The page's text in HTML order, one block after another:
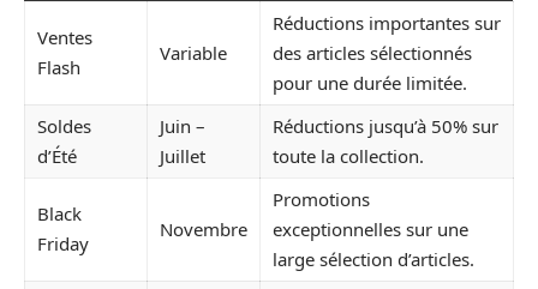
Ventes
Flash
Variable
Réductions importantes sur
des articles sélectionnés
pour une durée limitée.
Soldes
d’Été
Juin –
Juillet
Réductions jusqu’à 50% sur
toute la collection.
Black
Friday
Novembre
Promotions
exceptionnelles sur une
large sélection d’articles.